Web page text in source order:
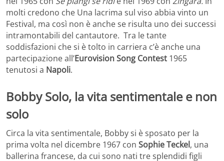
molti credono che Una lacrima sul viso abbia vinto un
Festival, ma così non è anche se risulta uno dei successi
intramontabili del cantautore. Tra le tante
soddisfazioni che si è tolto in carriera c’è anche una
partecipazione all’Eurovision Song Contest 1965
tenutosi a Napoli.
Bobby Solo, la vita sentimentale e non
solo
Circa la vita sentimentale, Bobby si è sposato per la
prima volta nel dicembre 1967 con Sophie Teckel, una
ballerina francese, da cui sono nati tre splendidi figli